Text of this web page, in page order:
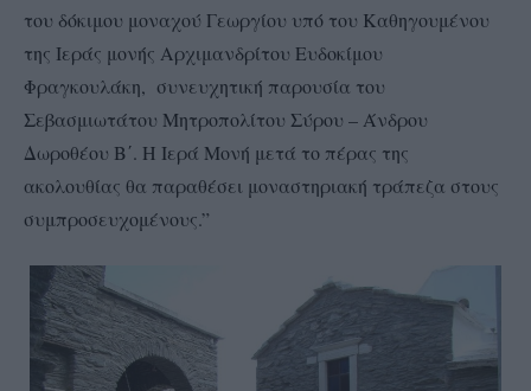
του δόκιμου μοναχού Γεωργίου υπό του Καθηγουμένου
της Ιεράς μονής Αρχιμανδρίτου Ευδοκίμου
Φραγκουλάκη, συνευχητική παρουσία του
Σεβασμιωτάτου Μητροπολίτου Σύρου – Άνδρου
Δωροθέου Β΄. Η Ιερά Μονή μετά το πέρας της
ακολουθίας θα παραθέσει μοναστηριακή τράπεζα στους
συμπροσευχομένους.”